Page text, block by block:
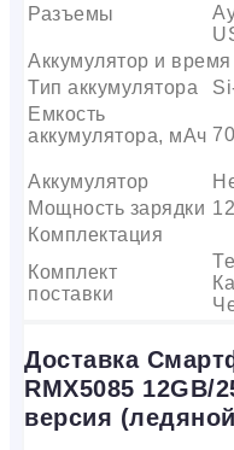
Разъемы
Аккумулятор и
Тип аккумулятора
Емкость
аккумулятора, мАч
Аккумулятор
Мощность зарядки
Комплектация
Комплект
поставки
Доставка
RMX5085 12GB/
версия